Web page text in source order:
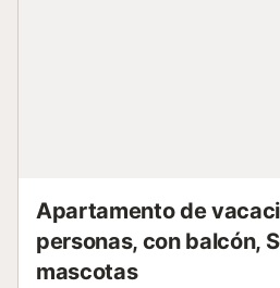
Apartamento de
personas, con balcón,
mascotas